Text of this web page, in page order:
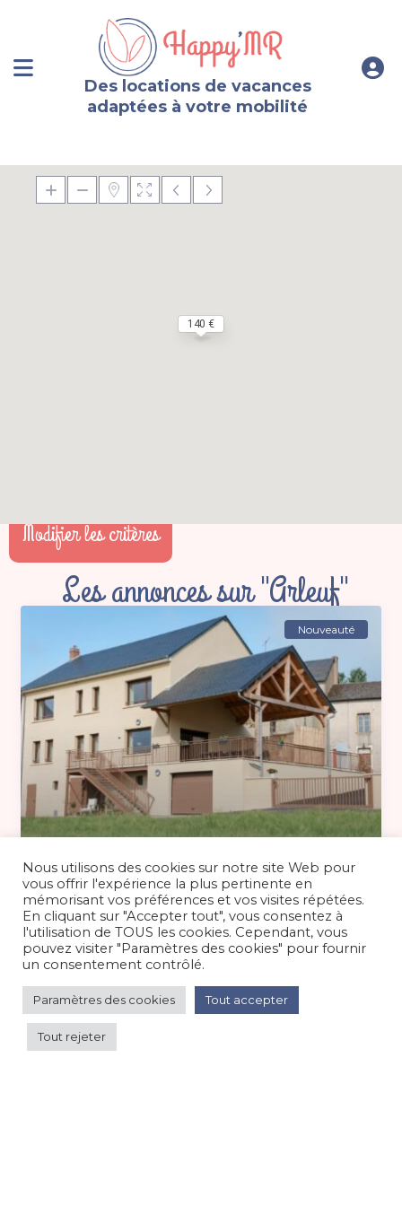
Des locations de vacances
adaptées à votre mobilité
140 €
Modifier les critères
Les annonces sur "Arleuf"
140 €/nuit
Nouveauté
Gîte paisible 13 personnes au cœur du
Morvan
Maison/villa/chalet/gîte/Campagne
Nous utilisons des cookies sur notre site Web pour
vous offrir l'expérience la plus pertinente en
mémorisant vos préférences et vos visites répétées.
En cliquant sur "Accepter tout", vous consentez à
l'utilisation de TOUS les cookies. Cependant, vous
pouvez visiter "Paramètres des cookies" pour fournir
un consentement contrôlé.
Paramètres des cookies Tout accepter
Tout rejeter